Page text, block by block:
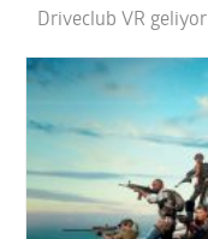
Driveclub VR geliyor